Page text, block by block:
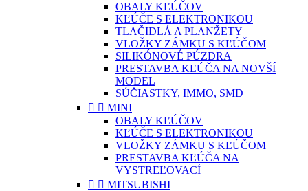
OBALY KĽÚČOV
KĽÚČE S ELEKTRONIKOU
TLAČIDLÁ A PLANŽETY
VLOŽKY ZÁMKU S KĽÚČOM
SILIKÓNOVÉ PÚZDRA
PRESTAVBA KĽÚČA NA NOVŠÍ
MODEL
SÚČIASTKY, IMMO, SMD
  MINI
OBALY KĽÚČOV
KĽÚČE S ELEKTRONIKOU
VLOŽKY ZÁMKU S KĽÚČOM
PRESTAVBA KĽÚČA NA
VYSTREĽOVACÍ
  MITSUBISHI